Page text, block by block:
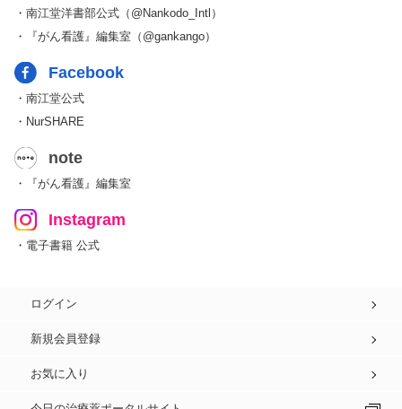
・南江堂洋書部公式（@Nankodo_Intl）
・『がん看護』編集室（@gankango）
Facebook
・南江堂公式
・NurSHARE
note
・『がん看護』編集室
Instagram
・電子書籍 公式
ログイン
新規会員登録
お気に入り